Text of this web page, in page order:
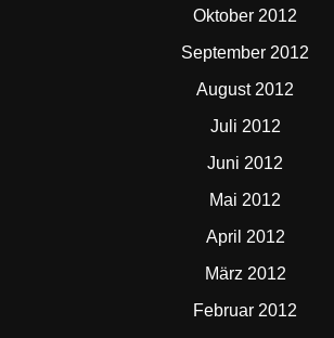
Oktober 2012
September 2012
August 2012
Juli 2012
Juni 2012
Mai 2012
April 2012
März 2012
Februar 2012